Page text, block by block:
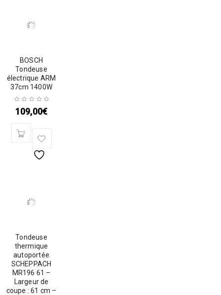
BOSCH
Tondeuse
électrique ARM
37cm 1400W
109,00€
Tondeuse
thermique
autoportée
SCHEPPACH
MR196 61 –
Largeur de
coupe : 61 cm –